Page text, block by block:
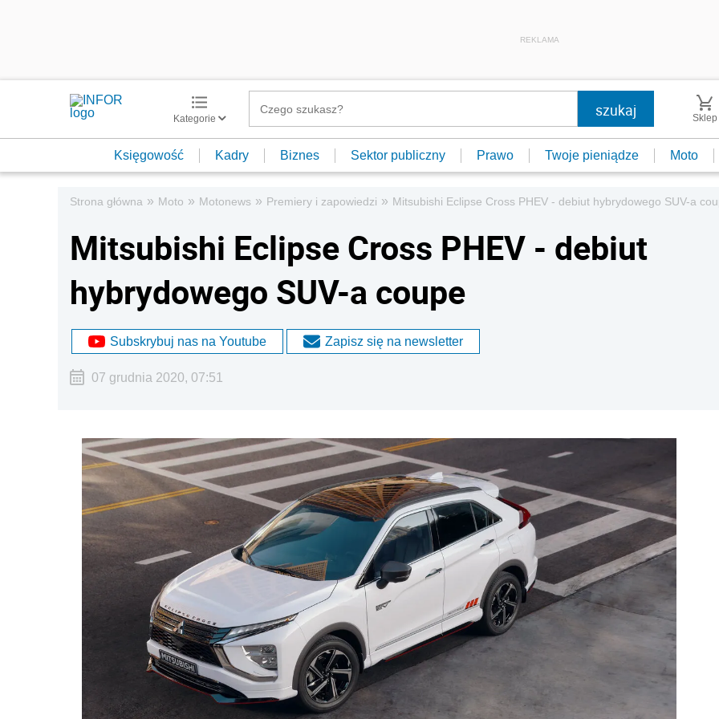
REKLAMA
Kategorie Sklep
Księgowość Kadry Biznes Sektor publiczny Prawo Twoje pieniądze Moto
Strona główna » Moto » Motonews » Premiery i zapowiedzi » Mitsubishi Eclipse Cross PHEV - debiut hybrydowego SUV-a
Mitsubishi Eclipse Cross PHEV - debiut
hybrydowego SUV-a coupe
Subskrybuj nas na Youtube Zapisz się na newsletter
07 grudnia 2020, 07:51